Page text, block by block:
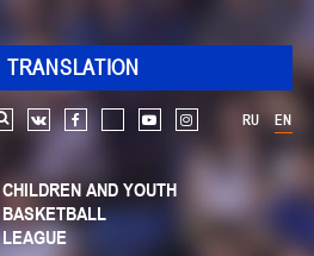
TRANSLATION
RU EN
Search vk facebook youtube instagram
CHILDREN AND YOUTH
BASKETBALL
LEAGUE